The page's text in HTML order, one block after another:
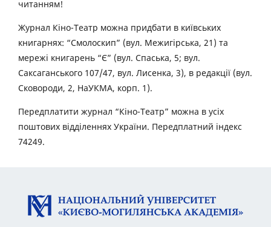
читанням!
Журнал Кіно-Театр можна придбати в київських
книгарнях: “Смолоскип” (вул. Межигірська, 21) та
мережі книгарень “Є” (вул. Спаська, 5; вул.
Саксаганського 107/47, вул. Лисенка, 3), в редакції (вул.
Сковороди, 2, НаУКМА, корп. 1).
Передплатити журнал “Кіно-Театр” можна в усіх
поштових відділеннях України. Передплатний індекс
74249.